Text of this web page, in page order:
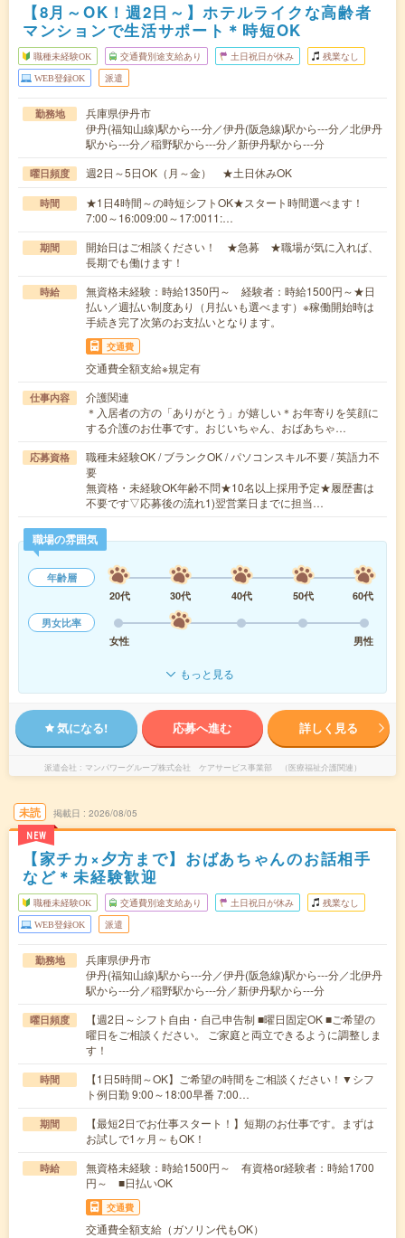
【8月～OK！週2日～】ホテルライクな高齢者
マンションで生活サポート＊時短OK
職種未経験OK 交通費別途支給あり 土日祝日が休み 残業なし
WEB登録OK 派遣
勤務地
兵庫県伊丹市
伊丹(福知山線)駅から---分／伊丹(阪急線)駅から---分／北伊丹
駅から---分／稲野駅から---分／新伊丹駅から---分
曜日頻度 週2日～5日OK（月～金） ★土日休みOK
時間
★1日4時間～の時短シフトOK★スタート時間選べます！
7:00～16:009:00～17:0011:…
期間
開始日はご相談ください！ ★急募 ★職場が気に入れば、
長期でも働けます！
時給
無資格未経験：時給1350円～ 経験者：時給1500円～★日
払い／週払い制度あり（月払いも選べます）※稼働開始時は
手続き完了次第のお支払いとなります。
交通費
交通費全額支給※規定有
仕事内容
介護関連
＊入居者の方の「ありがとう」が嬉しい＊お年寄りを笑顔に
する介護のお仕事です。おじいちゃん、おばあちゃ…
応募資格
職種未経験OK / ブランクOK / パソコンスキル不要 / 英語力不
要
無資格・未経験OK年齢不問★10名以上採用予定★履歴書は
不要です▽応募後の流れ1)翌営業日までに担当…
職場の雰囲気
年齢層
20代
30代 40代 50代
60代
男女比率
女性
男性
もっと見る
気になる! 応募へ進む 詳しく見る
派遣会社 マンパワーグループ株式会社 ケアサービス事業部 （医療福祉介護関連）
未読
NEW
掲載日 2026/08/05
【家チカ×夕方まで】おばあちゃんのお話相手
など＊未経験歓迎
職種未経験OK 交通費別途支給あり 土日祝日が休み 残業なし
WEB登録OK 派遣
勤務地
兵庫県伊丹市
伊丹(福知山線)駅から---分／伊丹(阪急線)駅から---分／北伊丹
駅から---分／稲野駅から---分／新伊丹駅から---分
曜日頻度
【週2日～シフト自由・自己申告制 ■曜日固定OK ■ご希望の
曜日をご相談ください。 ご家庭と両立できるように調整しま
す！
時間
【1日5時間～OK】ご希望の時間をご相談ください！▼シフ
ト例日勤 9:00～18:00早番 7:00…
期間
【最短2日でお仕事スタート！】短期のお仕事です。まずは
お試しで1ヶ月～もOK！
時給
無資格未経験：時給1500円～ 有資格or経験者：時給1700
円～ ■日払いOK
交通費
交通費全額支給（ガソリン代もOK）